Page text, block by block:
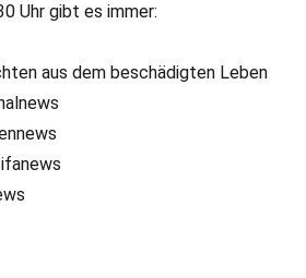
Uhr gibt es immer:
aus dem beschädigten Leben